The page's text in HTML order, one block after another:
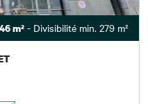
m²- Divisibilité min. 279 m²